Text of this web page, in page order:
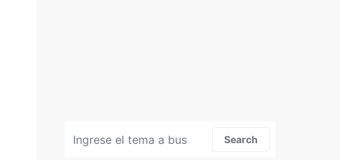
Search